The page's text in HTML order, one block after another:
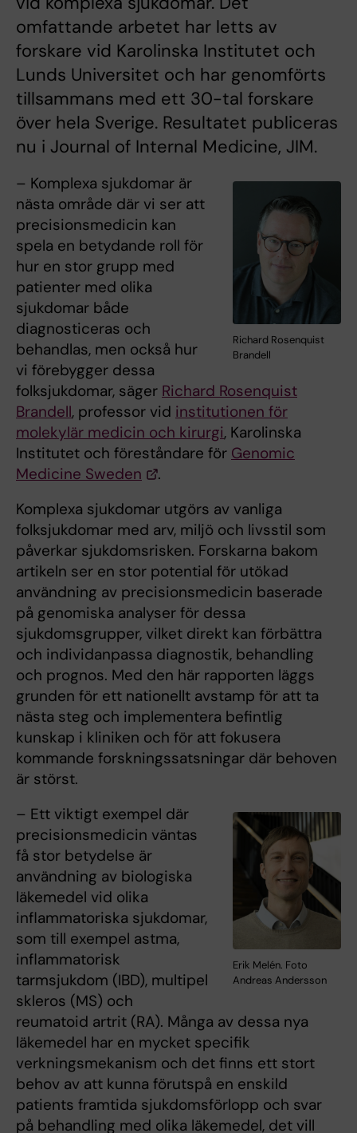
omfattande arbetet har letts av
forskare vid Karolinska Institutet och
Lunds Universitet och har genomförts
tillsammans med ett 30-tal forskare
över hela Sverige. Resultatet publiceras
nu i Journal of Internal Medicine, JIM.
Richard Rosenquist
Brandell
– Komplexa sjukdomar är
nästa område där vi ser att
precisionsmedicin kan
spela en betydande roll för
hur en stor grupp med
patienter med olika
sjukdomar både
diagnosticeras och
behandlas, men också hur
vi förebygger dessa
folksjukdomar, säger Richard Rosenquist
Brandell, professor vid institutionen för
molekylär medicin och kirurgi, Karolinska
Institutet och föreståndare för Genomic
Medicine Sweden
.
Komplexa sjukdomar utgörs av vanliga
folksjukdomar med arv, miljö och livsstil som
påverkar sjukdomsrisken. Forskarna bakom
artikeln ser en stor potential för utökad
användning av precisionsmedicin baserade
på genomiska analyser för dessa
sjukdomsgrupper, vilket direkt kan förbättra
och individanpassa diagnostik, behandling
och prognos. Med den här rapporten läggs
grunden för ett nationellt avstamp för att ta
nästa steg och implementera befintlig
kunskap i kliniken och för att fokusera
kommande forskningssatsningar där behoven
är störst.
Erik Melén. Foto
Andreas Andersson
– Ett viktigt exempel där
precisionsmedicin väntas
få stor betydelse är
användning av biologiska
läkemedel vid olika
inflammatoriska sjukdomar,
som till exempel astma,
inflammatorisk
tarmsjukdom (IBD), multipel
skleros (MS) och
reumatoid artrit (RA). Många av dessa nya
läkemedel har en mycket specifik
verkningsmekanism och det finns ett stort
behov av att kunna förutspå en enskild
patients framtida sjukdomsförlopp och svar
på behandling med olika läkemedel, det vill